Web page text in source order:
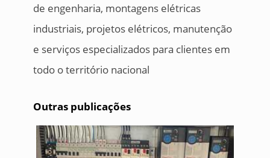
de engenharia, montagens elétricas
industriais, projetos elétricos, manutenção
e serviços especializados para clientes em
todo o território nacional
Outras publicações